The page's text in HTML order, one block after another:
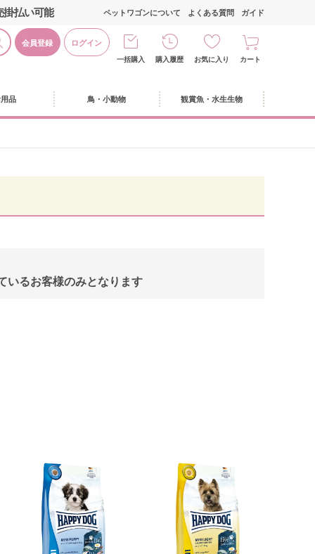
掛払い可能
会員登録 ログイン
ペットワゴンについて よくある質問 ガイド
一括購入 購入履歴 お気に入り カート
品 鳥・小動物 観賞魚・水生生物
いるお客様のみとなります